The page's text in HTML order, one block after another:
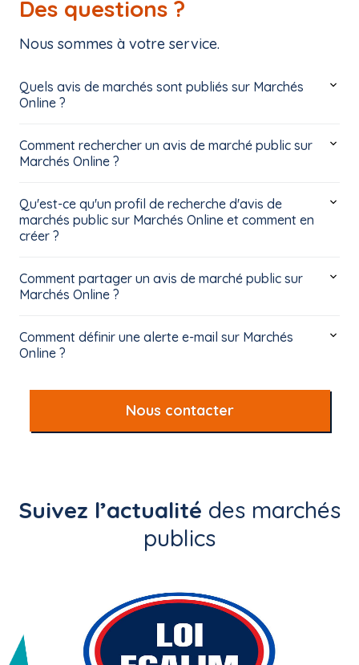
Des questions ?
Nous sommes à votre service.
Quels avis de marchés sont publiés sur Marchés
Online ?
Comment rechercher un avis de marché public sur
Marchés Online ?
Qu'est-ce qu'un profil de recherche d'avis de
marchés public sur Marchés Online et comment en
créer ?
Comment partager un avis de marché public sur
Marchés Online ?
Comment définir une alerte e-mail sur Marchés
Online ?
Nous contacter
Suivez l’actualité des marchés
publics